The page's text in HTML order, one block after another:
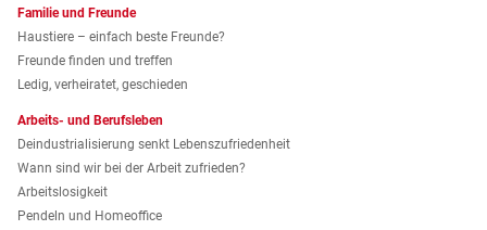
Familie und Freunde
Haustiere – einfach beste Freunde?
Freunde finden und treffen
Ledig, verheiratet, geschieden
Arbeits- und Berufsleben
Deindustrialisierung senkt Lebenszufriedenheit
Wann sind wir bei der Arbeit zufrieden?
Arbeitslosigkeit
Pendeln und Homeoffice